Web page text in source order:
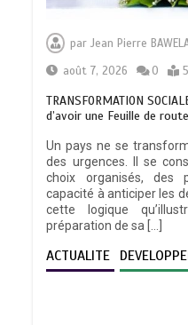
parJean Pierre
août 7, 2026
0
TRANSFORMATION
d’avoir une Feuille de route
Un pays ne se
des urgences. Il se
choix organisés, des
capacité à anticiper les
cette logique
préparation de sa […]
ACTUALITE